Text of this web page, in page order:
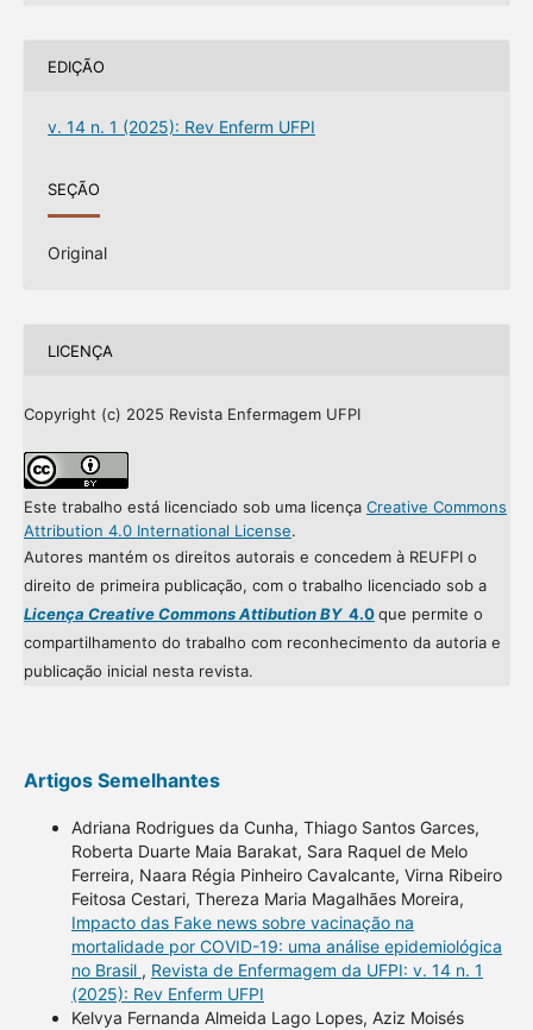
EDIÇÃO
v. 14 n. 1 (2025): Rev Enferm UFPI
SEÇÃO
Original
LICENÇA
Copyright (c) 2025 Revista Enfermagem UFPI
Este trabalho está licenciado sob uma licença Creative Commons
Attribution 4.0 International License.
Autores mantém os direitos autorais e concedem à REUFPI o
direito de primeira publicação, com o trabalho licenciado sob a
Licença Creative Commons Attibution BY4.0que permite o
compartilhamento do trabalho com reconhecimento da autoria e
publicação inicial nesta revista.
Artigos Semelhantes
Adriana Rodrigues da Cunha, Thiago Santos Garces,
Roberta Duarte Maia Barakat, Sara Raquel de Melo
Ferreira, Naara Régia Pinheiro Cavalcante, Virna Ribeiro
Feitosa Cestari, Thereza Maria Magalhães Moreira,
Impacto das Fake news sobre vacinação na
mortalidade por COVID-19: uma análise epidemiológica
no Brasil , Revista de Enfermagem da UFPI: v. 14 n. 1
(2025): Rev Enferm UFPI
Kelvya Fernanda Almeida Lago Lopes, Aziz Moisés